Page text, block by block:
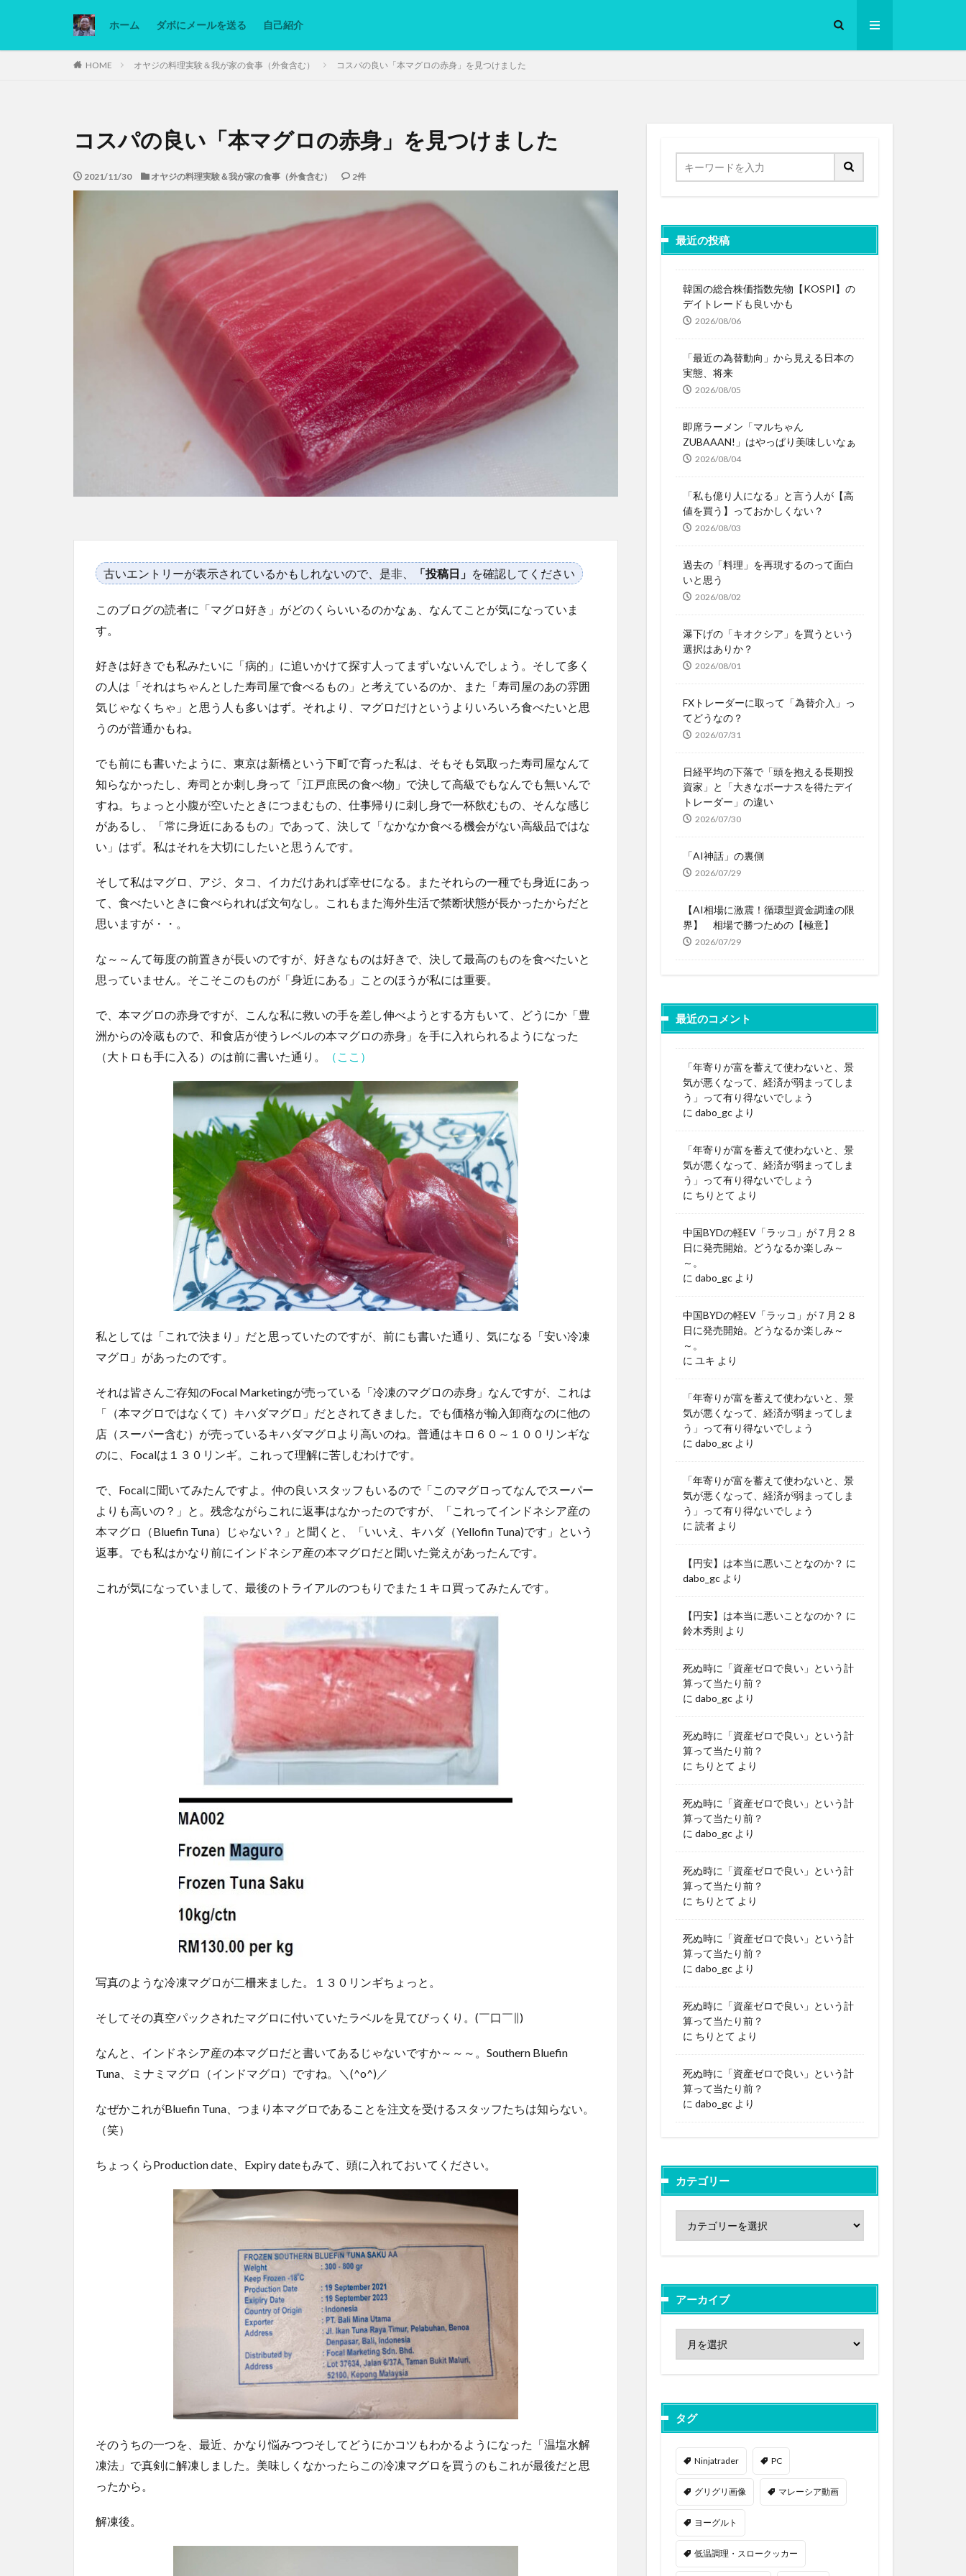
ホーム ダボにメールを送る 自己紹介
HOME オヤジの料理実験＆我が家の食事（外食含む） コスパの良い「本マグロの赤身」を見つけました
コスパの良い「本マグロの赤身」を見つけました
2021/11/30 オヤジの料理実験＆我が家の食事（外食含む） 2件
古いエントリーが表示されているかもしれないので、是非、 「投稿日」 を確認してください
このブログの読者に「マグロ好き」がどのくらいいるのかなぁ、なんてことが気になっていま
す。
好きは好きでも私みたいに「病的」に追いかけて探す人ってまずいないんでしょう。そして多く
の人は「それはちゃんとした寿司屋で食べるもの」と考えているのか、また「寿司屋のあの雰囲
気じゃなくちゃ」と思う人も多いはず。それより、マグロだけというよりいろいろ食べたいと思
うのが普通かもね。
でも前にも書いたように、東京は新橋という下町で育った私は、そもそも気取った寿司屋なんて
知らなかったし、寿司とか刺し身って「江戸庶民の食べ物」で決して高級でもなんでも無いんで
すね。ちょっと小腹が空いたときにつまむもの、仕事帰りに刺し身で一杯飲むもの、そんな感じ
があるし、「常に身近にあるもの」であって、決して「なかなか食べる機会がない高級品ではな
い」はず。私はそれを大切にしたいと思うんです。
そして私はマグロ、アジ、タコ、イカだけあれば幸せになる。またそれらの一種でも身近にあっ
て、食べたいときに食べられれば文句なし。これもまた海外生活で禁断状態が長かったからだと
思いますが・・。
な～～んて毎度の前置きが長いのですが、好きなものは好きで、決して最高のものを食べたいと
思っていません。そこそこのものが「身近にある」ことのほうが私には重要。
で、本マグロの赤身ですが、こんな私に救いの手を差し伸べようとする方もいて、どうにか「豊
洲からの冷蔵もので、和食店が使うレベルの本マグロの赤身」を手に入れられるようになった
（大トロも手に入る）のは前に書いた通り。
（ここ）
私としては「これで決まり」だと思っていたのですが、前にも書いた通り、気になる「安い冷凍
マグロ」があったのです。
それは皆さんご存知のFocal Marketingが売っている「冷凍のマグロの赤身」なんですが、これは
「（本マグロではなくて）キハダマグロ」だとされてきました。でも価格が輸入卸商なのに他の
店（スーパー含む）が売っているキハダマグロより高いのね。普通はキロ６０～１００リンギな
のに、Focalは１３０リンギ。これって理解に苦しむわけです。
で、Focalに聞いてみたんですよ。仲の良いスタッフもいるので「このマグロってなんでスーパー
よりも高いの？」と。残念ながらこれに返事はなかったのですが、「これってインドネシア産の
本マグロ（Bluefin Tuna）じゃない？」と聞くと、「いいえ、キハダ（Yellofin Tuna)です」という
返事。でも私はかなり前にインドネシア産の本マグロだと聞いた覚えがあったんです。
これが気になっていまして、最後のトライアルのつもりでまた１キロ買ってみたんです。
写真のような冷凍マグロが二柵来ました。１３０リンギちょっと。
そしてその真空パックされたマグロに付いていたラベルを見てびっくり。(￣口￣∥)
なんと、インドネシア産の本マグロだと書いてあるじゃないですか～～～。Southern Bluefin
Tuna、ミナミマグロ（インドマグロ）ですね。＼(^o^)／
なぜかこれがBluefin Tuna、つまり本マグロであることを注文を受けるスタッフたちは知らない。
（笑）
ちょっくらProduction date、Expiry dateもみて、頭に入れておいてください。
そのうちの一つを、最近、かなり悩みつつそしてどうにかコツもわかるようになった「温塩水解
凍法」で真剣に解凍しました。美味しくなかったらこの冷凍マグロを買うのもこれが最後だと思
ったから。
解凍後。
最近の投稿
韓国の総合株価指数先物【KOSPI】の
デイトレードも良いかも
2026/08/06
「最近の為替動向」から見える日本の
実態、将来
2026/08/05
即席ラーメン「マルちゃん
ZUBAAAN!」はやっぱり美味しいなぁ
2026/08/04
「私も億り人になる」と言う人が【高
値を買う】っておかしくない？
2026/08/03
過去の「料理」を再現するのって面白
いと思う
2026/08/02
瀑下げの「キオクシア」を買うという
選択はありか？
2026/08/01
FXトレーダーに取って「為替介入」っ
てどうなの？
2026/07/31
日経平均の下落で「頭を抱える長期投
資家」と「大きなボーナスを得たデイ
トレーダー」の違い
2026/07/30
「AI神話」の裏側
2026/07/29
【AI相場に激震！循環型資金調達の限
界】 相場で勝つための【極意】
2026/07/29
最近のコメント
「年寄りが富を蓄えて使わないと、景
気が悪くなって、経済が弱まってしま
う」って有り得ないでしょう
に dabo_gc より
「年寄りが富を蓄えて使わないと、景
気が悪くなって、経済が弱まってしま
う」って有り得ないでしょう
に ちりとて より
中国BYDの軽EV「ラッコ」が７月２８
日に発売開始。どうなるか楽しみ～
～。
に dabo_gc より
中国BYDの軽EV「ラッコ」が７月２８
日に発売開始。どうなるか楽しみ～
～。
に ユキ より
「年寄りが富を蓄えて使わないと、景
気が悪くなって、経済が弱まってしま
う」って有り得ないでしょう
に dabo_gc より
「年寄りが富を蓄えて使わないと、景
気が悪くなって、経済が弱まってしま
う」って有り得ないでしょう
に 読者 より
【円安】は本当に悪いことなのか？ に
dabo_gc より
【円安】は本当に悪いことなのか？ に
鈴木秀則 より
死ぬ時に「資産ゼロで良い」という計
算って当たり前？
に dabo_gc より
死ぬ時に「資産ゼロで良い」という計
算って当たり前？
に ちりとて より
死ぬ時に「資産ゼロで良い」という計
算って当たり前？
に dabo_gc より
死ぬ時に「資産ゼロで良い」という計
算って当たり前？
に ちりとて より
死ぬ時に「資産ゼロで良い」という計
算って当たり前？
に dabo_gc より
死ぬ時に「資産ゼロで良い」という計
算って当たり前？
に ちりとて より
死ぬ時に「資産ゼロで良い」という計
算って当たり前？
に dabo_gc より
カテゴリー
アーカイブ
タグ
Ninjatrader PC
グリグリ画像 マレーシア動画
ヨーグルト
低温調理・スロークッカー
カテゴリー
Ninjatrader PC グリグリ画像 マレーシア動画 ヨーグルト